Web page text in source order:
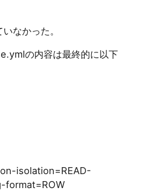
なかった。
の内容は最終的に以下
isolation=READ-
format=ROW